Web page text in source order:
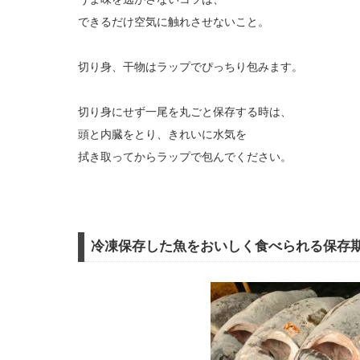
できるだけ空気に触れさせないこと。
切り身、干物はラップでぴっちり包みます。
切り身にせず一尾を丸ごと保存する時は、
頭と内臓をとり、きれいに水気を
拭き取ってからラップで包んでください。
冷凍保存した魚をおいしく食べられる保存